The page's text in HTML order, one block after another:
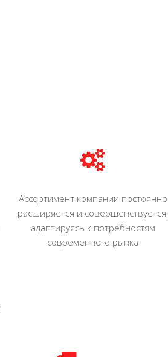
Aссортимент компании постоянно
расширяется и совершенствуется,
адаптируясь к потребностям
современного рынка